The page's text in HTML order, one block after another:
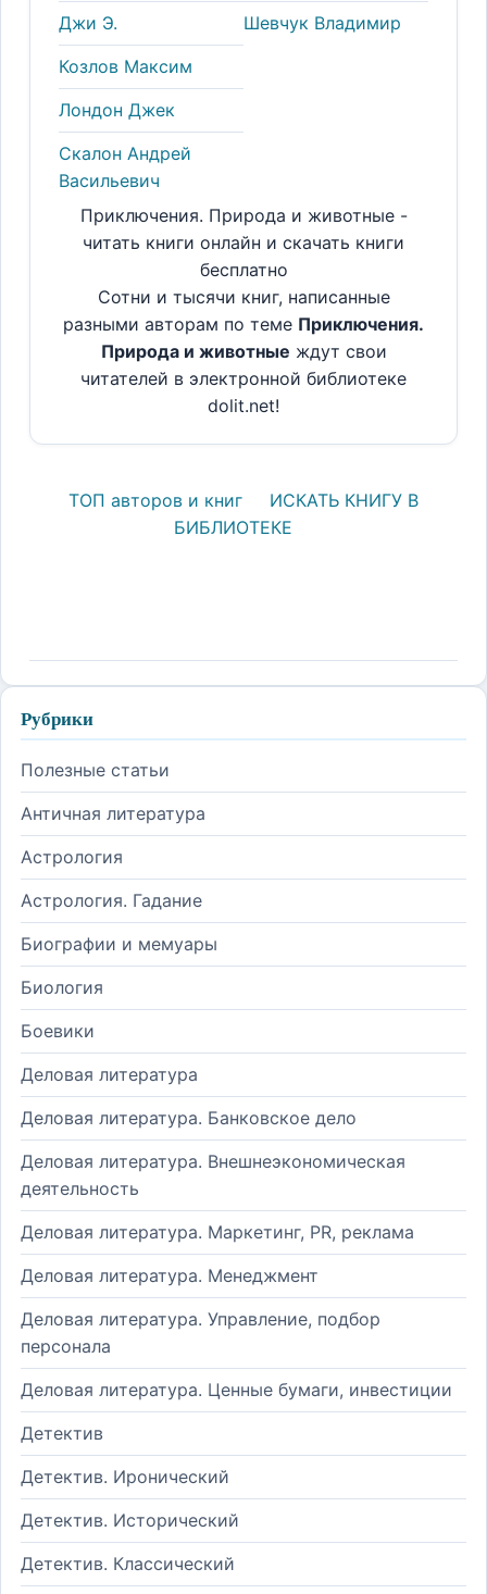
Джи Э.
Козлов Максим
Лондон Джек
Скалон Андрей
Васильевич
Шевчук Владимир
Приключения. Природа и животные -
читать книги онлайн и скачать книги
бесплатно
Сотни и тысячи книг, написанные
разными авторам по теме Приключения.
Природа и животные ждут свои
читателей в электронной библиотеке
dolit.net!
ТОП авторов и книг
ИСКАТЬ КНИГУ В
БИБЛИОТЕКЕ
Рубрики
Полезные статьи
Античная литература
Астрология
Астрология. Гадание
Биографии и мемуары
Биология
Боевики
Деловая литература
Деловая литература. Банковское дело
Деловая литература. Внешнеэкономическая
деятельность
Деловая литература. Маркетинг, PR, реклама
Деловая литература. Менеджмент
Деловая литература. Управление, подбор
персонала
Деловая литература. Ценные бумаги, инвестиции
Детектив
Детектив. Иронический
Детектив. Исторический
Детектив. Классический